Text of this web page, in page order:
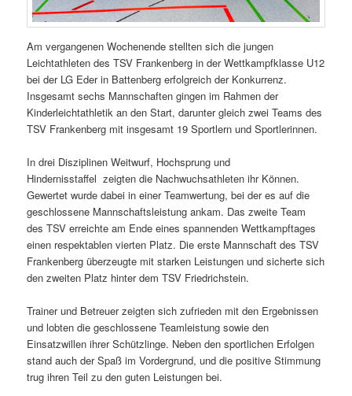
Am vergangenen Wochenende stellten sich die jungen
Leichtathleten des TSV Frankenberg in der Wettkampfklasse U12
bei der LG Eder in Battenberg erfolgreich der Konkurrenz.
Insgesamt sechs Mannschaften gingen im Rahmen der
Kinderleichtathletik an den Start, darunter gleich zwei Teams des
TSV Frankenberg mit insgesamt 19 Sportlern und Sportlerinnen.
In drei Disziplinen Weitwurf, Hochsprung und
Hindernisstaffel zeigten die Nachwuchsathleten ihr Können.
Gewertet wurde dabei in einer Teamwertung, bei der es auf die
geschlossene Mannschaftsleistung ankam. Das zweite Team
des TSV erreichte am Ende eines spannenden Wettkampftages
einen respektablen vierten Platz. Die erste Mannschaft des TSV
Frankenberg überzeugte mit starken Leistungen und sicherte sich
den zweiten Platz hinter dem TSV Friedrichstein.
Trainer und Betreuer zeigten sich zufrieden mit den Ergebnissen
und lobten die geschlossene Teamleistung sowie den
Einsatzwillen ihrer Schützlinge. Neben den sportlichen Erfolgen
stand auch der Spaß im Vordergrund, und die positive Stimmung
trug ihren Teil zu den guten Leistungen bei.